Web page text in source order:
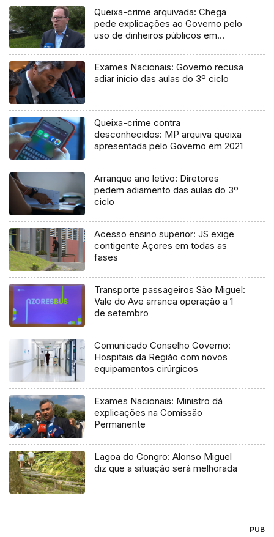
Queixa-crime arquivada: Chega
pede explicações ao Governo pelo
uso de dinheiros públicos em
Exames Nacionais: Governo recusa
adiar início das aulas do 3º ciclo
Queixa-crime contra
desconhecidos: MP arquiva queixa
apresentada pelo Governo em 2021
Arranque ano letivo: Diretores
pedem adiamento das aulas do 3º
ciclo
Acesso ensino superior: JS exige
contigente Açores em todas as
fases
Transporte passageiros São Miguel:
Vale do Ave arranca operação a 1
de setembro
Comunicado Conselho Governo:
Hospitais da Região com novos
equipamentos cirúrgicos
Exames Nacionais: Ministro dá
explicações na Comissão
Permanente
Lagoa do Congro: Alonso Miguel
diz que a situação será melhorada
PUB